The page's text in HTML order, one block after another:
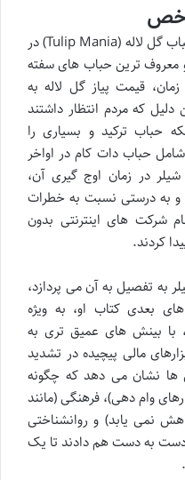
شیلر به حباب های مشهوری مانند حباب گل لاله (Tulip Mania) در
معروف ترین حباب های سفته
قیمت پیاز گل لاله به
دلیل که مردم انتظار داشتند
حباب ترکید و بسیاری را
حباب دات کام در اواخر
۲۰۰۰ است که شیلر در زمان اوج گیری آن،
و به درستی نسبت به خطرات
شرکت های اینترنتی بدون
کردند.
به تفصیل به آن می پردازد،
ویرایش های بعدی کتاب او، به ویژه
دوم (۲۰۰۵) و سوم (۲۰۰۹)، با بینش های عمیق تری به
مالی پیچیده در تشدید
ها نشان می دهد که چگونه
وام دهی)، فرهنگی (مانند
نمی یابد) و روانشناختی
دست به دست هم دادند تا یک